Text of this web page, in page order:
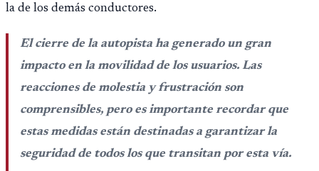
la de los demás conductores.
El cierre de la autopista ha generado un gran
impacto en la movilidad de los usuarios. Las
reacciones de molestia y frustración son
comprensibles, pero es importante recordar que
estas medidas están destinadas a garantizar la
seguridad de todos los que transitan por esta vía.